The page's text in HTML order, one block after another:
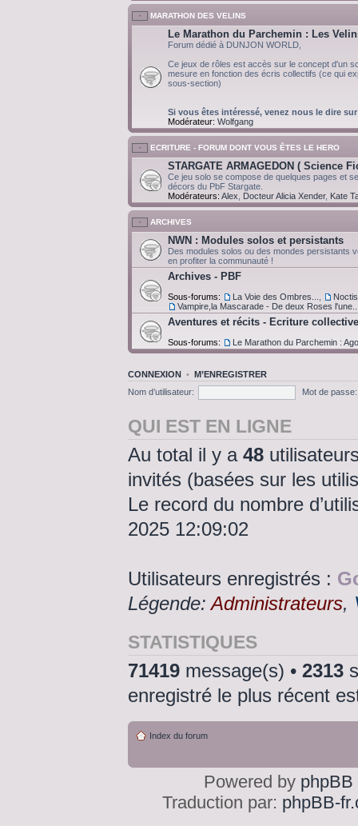
MARATHON DES VELINS
Le Marathon du Parchemin : Les
Forum dédié à DUNJON WORLD,
Ce jeux de rôles est accès sur le concept d'un
mesure en fonction des écris collectifs (ce qui
sous-section)
Si vous êtes intéressé, venez nous le dire sur
Modérateur: Wolfgang
ECRITURE - FORUM DONT VOUS ÊTES LE HERO
STARGATE ARMAGEDON ( Science
Ce jeu solo se compose de quelques pages et
décors du PbF Stargate.
Modérateurs: Alex Docteur Alicia Xender, Kate
ARCHIVES
NWN : Modules solos et persistants
Des modules solos ou des mondes persistants
en profiter la communauté !
Archives - PBF
Sous-forums: La Voie des Ombres...
Vampire,la Mascarade - De deux Roses
Aventures et récits - Ecriture collective
Sous-forums: Le Marathon du Parchemin :
CONNEXION • M’ENREGISTRER
Nom d’utilisateur:
Mot de passe:
QUI EST EN LIGNE
Au total il y a 48
invités (basées sur les
Le record du nombre
2025 12:09:02
Utilisateurs enregistrés :
Légende:Administrateurs,
STATISTIQUES
71419 message(s) • 2313
enregistré le plus récent
Index du forum
Powered by phpBB
Traduction par: phpBB-